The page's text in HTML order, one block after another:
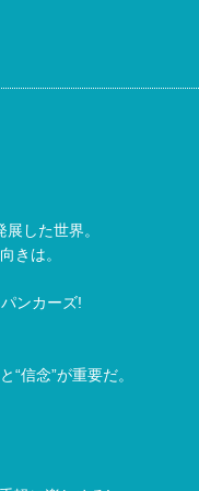
した世界。
きは。
ンカーズ!
信念”が重要だ。